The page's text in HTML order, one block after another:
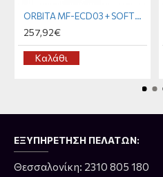
ORBITA MF-ECD03 + SOFTWARE
257,92€
Καλάθι
ΕΞΥΠΗΡΈΤΗΣΗ ΠΕΛΑΤΏΝ:
Θεσσαλονίκη: 2310 805 180